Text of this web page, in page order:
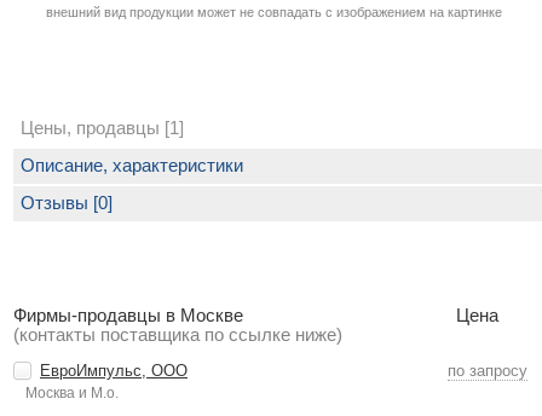
внешний вид продукции может не совпадать с изображением на картинке
Цены, продавцы [1]
Фирмы-продавцы в Москве
(контакты поставщика по ссылке ниже)
Цена
ЕвроИмпульс, ООО по запросу
Москва и М.о.
Описание, характеристики
Отзывы [0]